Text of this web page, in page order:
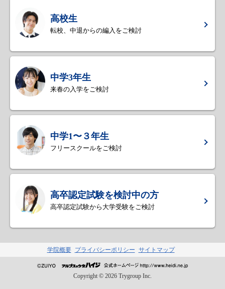
高校生
転校、中退からの編入をご検討
中学3年生
来春の入学をご検討
中学1〜３年生
フリースクールをご検討
高卒認定試験を検討中の方
高卒認定試験から大学受験をご検討
学院概要 プライバシーポリシー サイトマップ
Copyright © 2026 Trygroup Inc.